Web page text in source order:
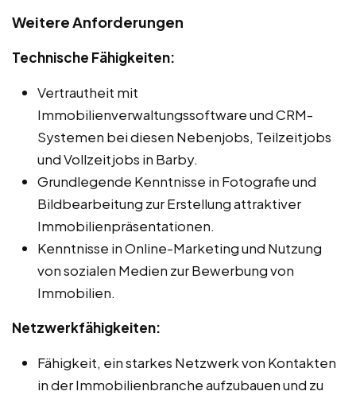
Weitere Anforderungen
Technische Fähigkeiten:
Vertrautheit mit
Immobilienverwaltungssoftware und CRM-
Systemen bei diesen Nebenjobs, Teilzeitjobs
und Vollzeitjobs in Barby.
Grundlegende Kenntnisse in Fotografie und
Bildbearbeitung zur Erstellung attraktiver
Immobilienpräsentationen.
Kenntnisse in Online-Marketing und Nutzung
von sozialen Medien zur Bewerbung von
Immobilien.
Netzwerkfähigkeiten:
Fähigkeit, ein starkes Netzwerk von Kontakten
in der Immobilienbranche aufzubauen und zu